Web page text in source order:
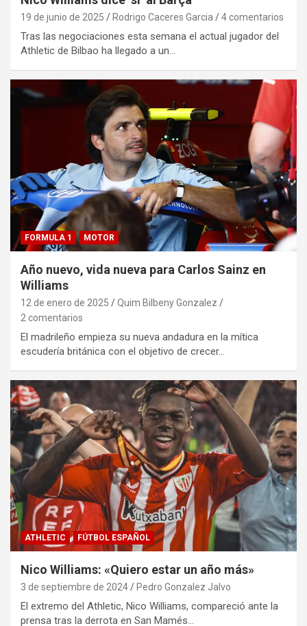
19 de junio de 2025 Rodrigo Caceres Garcia 4 comentarios
Tras las negociaciones esta semana el actual jugador del
Athletic de Bilbao ha llegado a un…
FORMULA 1 MOTOR
Año nuevo, vida nueva para Carlos Sainz en
Williams
12 de enero de 2025
Quim Bilbeny Gonzalez
2 comentarios
El madrileño empieza su nueva andadura en la mítica
escudería británica con el objetivo de crecer…
ATHLETIC FÚTBOL ESPAÑOL
Nico Williams: «Quiero estar un año más»
3 de septiembre de 2024 Pedro Gonzalez Jalvo
El extremo del Athletic, Nico Williams, compareció ante la
prensa tras la derrota en San Mamés…